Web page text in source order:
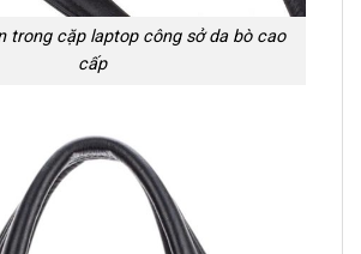
trong cặp laptop công sở da bò cao
cấp